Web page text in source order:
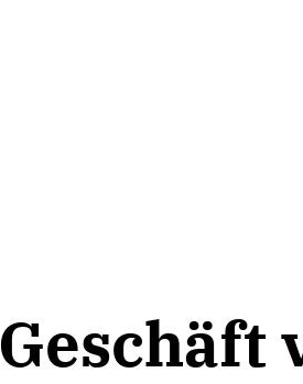
Geschäft